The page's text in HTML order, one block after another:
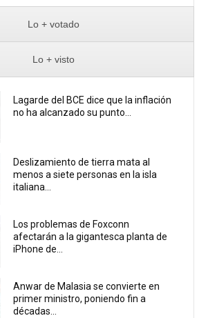
Lo + votado
Lo + visto
Lagarde del BCE dice que la inflación
no ha alcanzado su punto...
Deslizamiento de tierra mata al
menos a siete personas en la isla
italiana...
Los problemas de Foxconn
afectarán a la gigantesca planta de
iPhone de...
Anwar de Malasia se convierte en
primer ministro, poniendo fin a
décadas...